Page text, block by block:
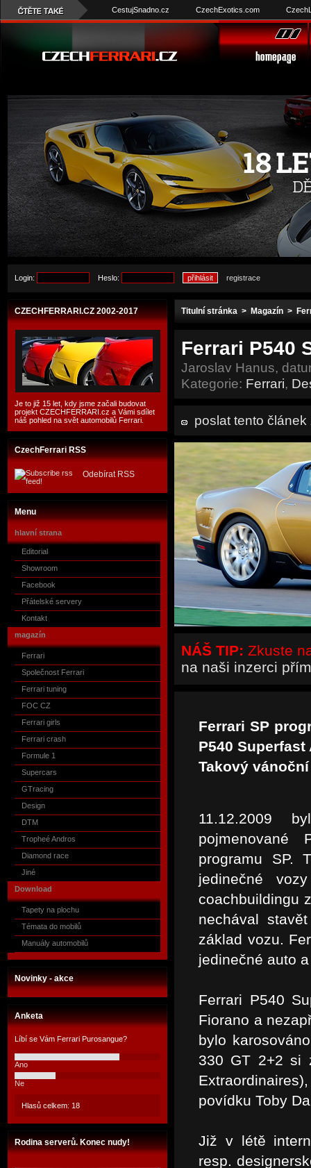
CestujSnadno.cz CzechExotics.com
Login: Heslo: registrace
CZECHFERRARI.CZ 2002-2017
Je to již 15 let, kdy jsme začali budovat
projekt CZECHFERRARI.cz a Vámi sdílet
náš pohled na svět automobilů Ferrari.
CzechFerrari RSS
Odebírat RSS
Menu
hlavní strana
Editorial
Showroom
Facebook
Přátelské servery
Kontakt
magazín
Ferrari
Společnost Ferrari
Ferrari tuning
FOC CZ
Ferrari girls
Ferrari crash
Formule 1
Supercars
GTracing
Design
DTM
Tropheé Andros
Diamond race
Jiné
Download
Tapety na plochu
Témata do mobilů
Manuály automobilů
Novinky - akce
Anketa
Líbí se Vám Ferrari Purosangue?
Ano
Ne
Hlasů celkem: 18
Rodina serverů. Konec nudy!
Titulní stránka > Magazín >
Ferrari P540
Jaroslav Hanus,
Kategorie: Ferrari,
poslat tento
NÁŠ TIP: Zkuste
na naši inzerci
Ferrari SP
P540
Takový
11.12.2009
pojmenované
programu SP.
jedinečné
coachbuildingu
nechával
základ vozu.
jedinečné auto
Ferrari P540
Fiorano a
bylo
330 GT 2+2 si
povídku Toby
Již v létě
resp.